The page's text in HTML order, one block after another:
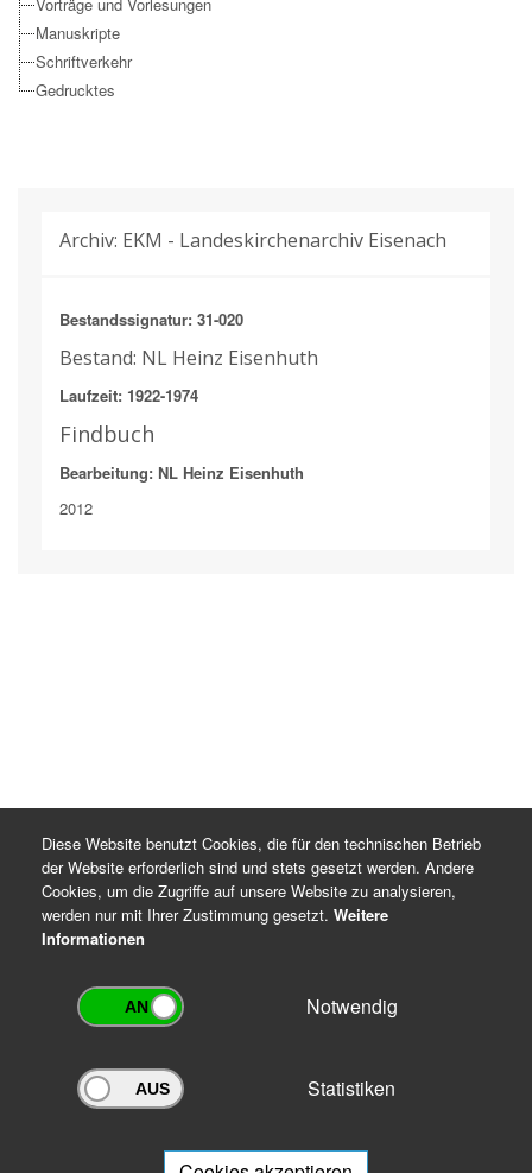
Manuskripte
Schriftverkehr
Gedrucktes
Archiv: EKM - Landeskirchenarchiv Eisenach
Bestandssignatur: 31-020
Bestand: NL Heinz Eisenhuth
Laufzeit: 1922-1974
Findbuch
Bearbeitung: NL Heinz Eisenhuth
2012
Archivportal Thüringen
Ihnen beratend zur Seite.
Diese Website benutzt Cookies, die für den technischen Betrieb
der Website erforderlich sind und stets gesetzt werden. Andere
Cookies, um die Zugriffe auf unsere Website zu analysieren,
werden nur mit Ihrer Zustimmung gesetzt. Weitere
Informationen
Notwendig
Statistiken